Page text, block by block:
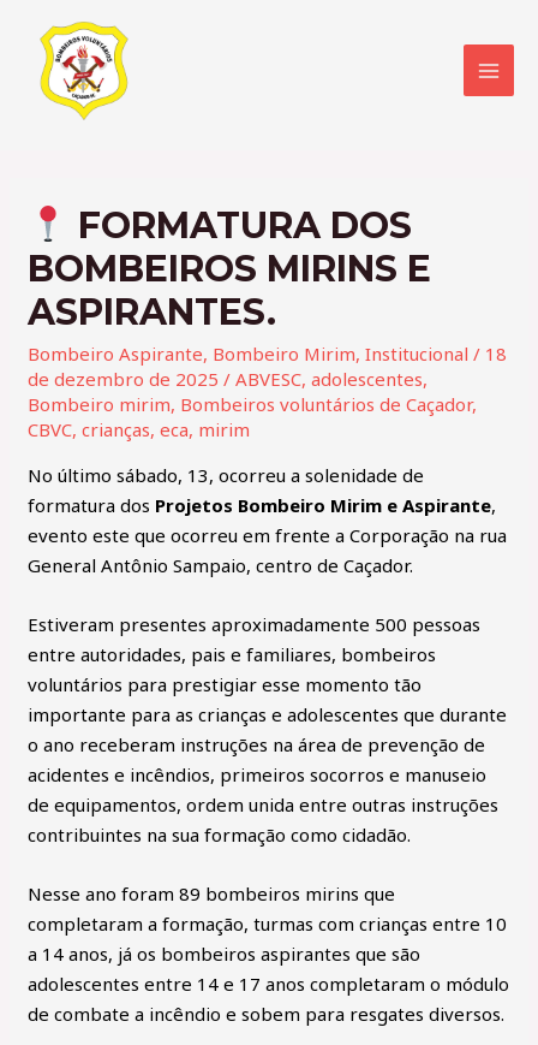
FORMATURA DOS
BOMBEIROS MIRINS E
ASPIRANTES.
Bombeiro Aspirante, Bombeiro Mirim,Institucional / 18
de dezembro de 2025 /ABVESC,adolescentes,
Bombeiro mirim, Bombeiros voluntários de Caçador,
CBVC,crianças,eca, mirim
No último sábado, 13, ocorreu a solenidade de
formatura dos Projetos Bombeiro Mirim e Aspirante,
evento este que ocorreu em frente a Corporação na rua
General Antônio Sampaio, centro de Caçador.
Estiveram presentes aproximadamente 500 pessoas
entre autoridades, pais e familiares, bombeiros
voluntários para prestigiar esse momento tão
importante para as crianças e adolescentes que durante
o ano receberam instruções na área de prevenção de
acidentes e incêndios, primeiros socorros e manuseio
de equipamentos, ordem unida entre outras instruções
contribuintes na sua formação como cidadão.
Nesse ano foram 89 bombeiros mirins que
completaram a formação, turmas com crianças entre 10
a 14 anos, já os bombeiros aspirantes que são
adolescentes entre 14 e 17 anos completaram o módulo
de combate a incêndio e sobem para resgates diversos.